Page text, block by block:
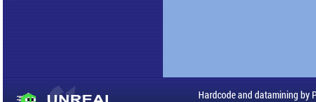
Hardcode and datamining by